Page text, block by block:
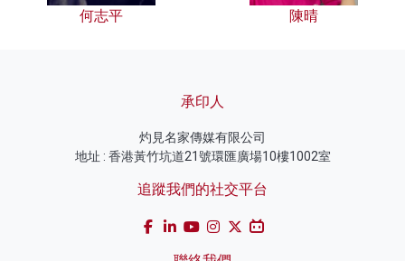
何志平 陳晴
承印人
灼見名家傳媒有限公司
地址 : 香港黃竹坑道21號環匯廣場10樓1002室
追蹤我們的社交平台